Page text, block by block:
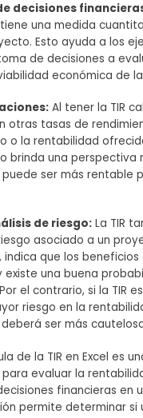
decisiones
una medida
Esto ayuda a los
de decisiones a
económica de
Al tener la TIR
otras tasas de
o la rentabilidad
brinda una perspectiva
ser más rentable
de riesgo: La TIR
asociado a un
indica que los
existe una buena
el contrario, si la TIR
riesgo en la
ser más
de la TIR en Excel es
evaluar la
financieras en
permite determinar si